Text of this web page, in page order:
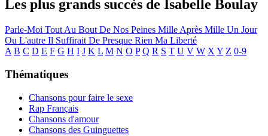
Les plus grands succès de Isabelle Boulay
Parle-Moi Tout Au Bout De Nos Peines Mille Après Mille Un Jour
Ou L'autre Il Suffirait De Presque Rien Ma Liberté
A B C D E F G H I J K L M N O P Q R S T U V W X Y Z 0-9
Thématiques
Chansons pour faire le sexe
Rap Français
Chansons d'amour
Chansons des Guinguettes